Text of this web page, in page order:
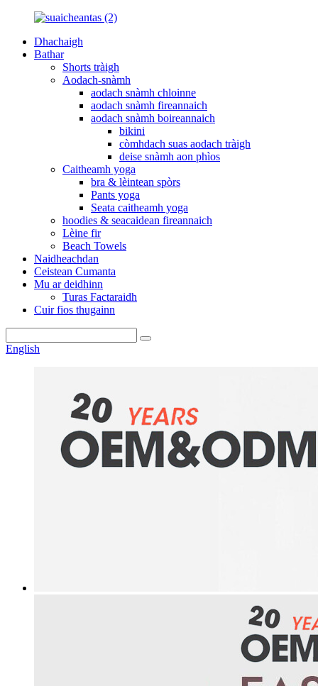
Dhachaigh
Bathar
Shorts tràigh
Aodach-snàmh
aodach snàmh chloinne
aodach snàmh fireannaich
aodach snàmh boireannaich
bikini
còmhdach suas aodach tràigh
deise snàmh aon phìos
Caitheamh yoga
bra & lèintean spòrs
Pants yoga
Seata caitheamh yoga
hoodies & seacaidean fireannaich
Lèine fir
Beach Towels
Naidheachdan
Ceistean Cumanta
Mu ar deidhinn
Turas Factaraidh
Cuir fios thugainn
English